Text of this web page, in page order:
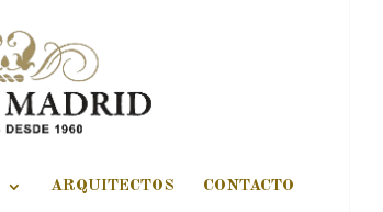
ARQUITECTOS CONTACTO